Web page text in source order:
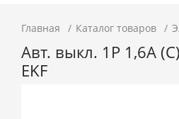
Главная Каталог товаров
Авт. выкл. 1P 1,6А
EKF